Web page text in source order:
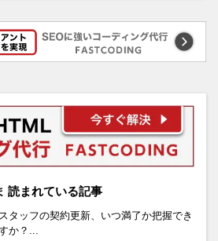
読まれている記事
スタッフの契約更新、いつ満了か把握でき
か？...